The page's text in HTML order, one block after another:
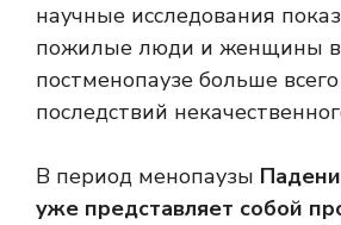
научные исследования
пожилые люди и женщины в
постменопаузе больше
последствий
В период менопаузы
уже представляет собой